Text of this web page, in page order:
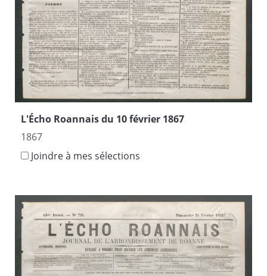
L'Écho Roannais du 10 février 1867
1867
Joindre à mes sélections